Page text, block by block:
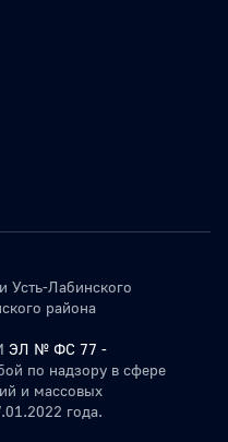
Усть-Лабинского
района
ЭЛ № ФС 77 -
по надзору в сфере
и массовых
года.